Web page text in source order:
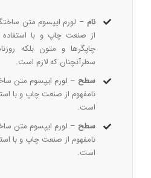
نام – لورم ایپسوم متن
از صنعت چاپ و با
چاپگرها و متون بلکه
سطرآنچنان که لازم است.
سطح – لورم ایپسوم متن
نامفهوم از صنعت چاپ و با
است.
سطح – لورم ایپسوم متن
نامفهوم از صنعت چاپ و با
است.